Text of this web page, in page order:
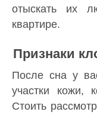
отыскать их
квартире.
Признаки
После сна у
участки кожи,
Стоить